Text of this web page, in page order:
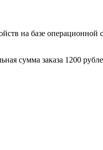
на базе операционной
сумма заказа 1200